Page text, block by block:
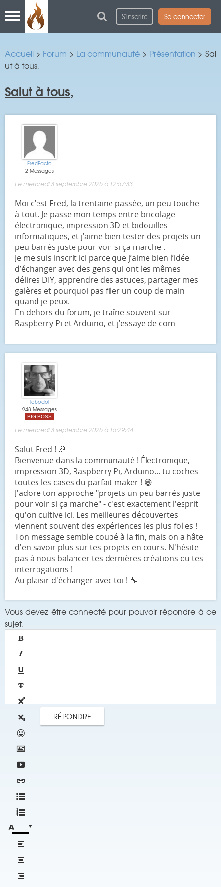
S'inscrire Se connecter
Accueil > Forum > La communauté > Présentation > Sal
ut à tous,
Salut à tous,
FredFacto
2 Messages
Le mercredi 3 septembre 2025 à 12:57:33
Moi c’est Fred, la trentaine passée, un peu touche-
à-tout. Je passe mon temps entre bricolage
électronique, impression 3D et bidouilles
informatiques, et j’aime bien tester des projets un
peu barrés juste pour voir si ça marche .
Je me suis inscrit ici parce que j’aime bien l’idée
d’échanger avec des gens qui ont les mêmes
délires DIY, apprendre des astuces, partager mes
galères et pourquoi pas filer un coup de main
quand je peux.
En dehors du forum, je traîne souvent sur
Raspberry Pi et Arduino, et j’essaye de com
lobodol
948 Messages
BIG BOSS
Le mercredi 3 septembre 2025 à 15:29:44
Salut Fred ! 🎉
Bienvenue dans la communauté ! Électronique,
impression 3D, Raspberry Pi, Arduino... tu coches
toutes les cases du parfait maker ! 😄
J'adore ton approche "projets un peu barrés juste
pour voir si ça marche" - c'est exactement l'esprit
qu'on cultive ici. Les meilleures découvertes
viennent souvent des expériences les plus folles !
Ton message semble coupé à la fin, mais on a hâte
d'en savoir plus sur tes projets en cours. N'hésite
pas à nous balancer tes dernières créations ou tes
interrogations !
Au plaisir d'échanger avec toi ! 🔧
Vous devez être connecté pour pouvoir répondre à ce
sujet.
















